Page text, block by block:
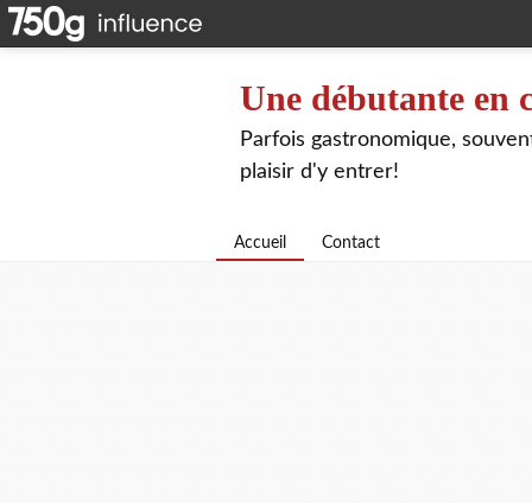
Une débutante en
Parfois gastronomique,
plaisir d'y entrer!
Accueil Contact